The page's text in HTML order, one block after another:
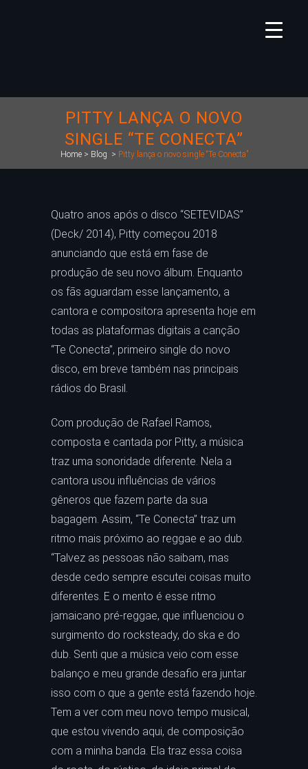
PITTY LANÇA O NOVO
SINGLE “TE CONECTA”
Home> Blog > Pitty lança o novo single “Te Conecta”
Quatro anos após o disco “SETEVIDAS”
(Deck/ 2014), Pitty começou 2018
anunciando que está em fase de
produção de seu novo álbum. Enquanto
os fãs aguardam esse lançamento, a
cantora e compositora apresenta hoje em
todas as plataformas digitais a canção
“Te Conecta”, primeiro single do novo
disco, em breve também nas principais
rádios do Brasil.
Com produção de Rafael Ramos,
composta e cantada por Pitty, a música
traz uma sonoridade diferente. Nela a
cantora usou influências de vários
gêneros que fazem parte da sua
bagagem. Assim, “Te Conecta” traz um
ritmo mais próximo ao reggae e ao dub.
“Talvez as pessoas não saibam, mas
desde cedo sempre escutei coisas muito
diferentes. E o mento é esse ritmo
jamaicano pré-reggae, que influenciou o
surgimento do rocksteady, do ska e do
dub. Senti que a música veio com esse
balanço e meu grande desafio era juntar
isso com o que a gente está fazendo hoje.
Tem a ver com meu novo tempo musical,
que estou vivendo aqui, de composição
com a minha banda. Ela traz essa coisa